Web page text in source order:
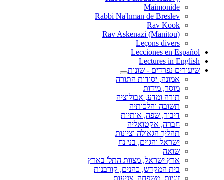
Maimonide
Rabbi Na'hman de Breslev
Rav Kook
(Rav Askenazi (Manitou
Leçons divers
Lecciones en Español
Lectures in English
שיעורים נפרדים - שונות
אמונה, יסודות התורה
מוסר, מידות
תורה ומדע, אבולוציה
תשובה והלכותיה
דיבור, שפה, אותיות
חברה, אקטואליה
תהליך הגאולה וציונות
ישראל והגוים, בני נח
שואה
ארץ ישראל, מצוות התל' בארץ
בית המקדש, כהנים, קורבנות